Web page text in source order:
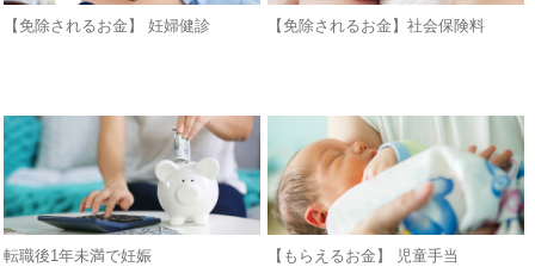
【免除されるお金】 妊婦健診 【免除されるお金】社会保険料
転職後1年未満で妊娠 【もらえるお金】 児童手当